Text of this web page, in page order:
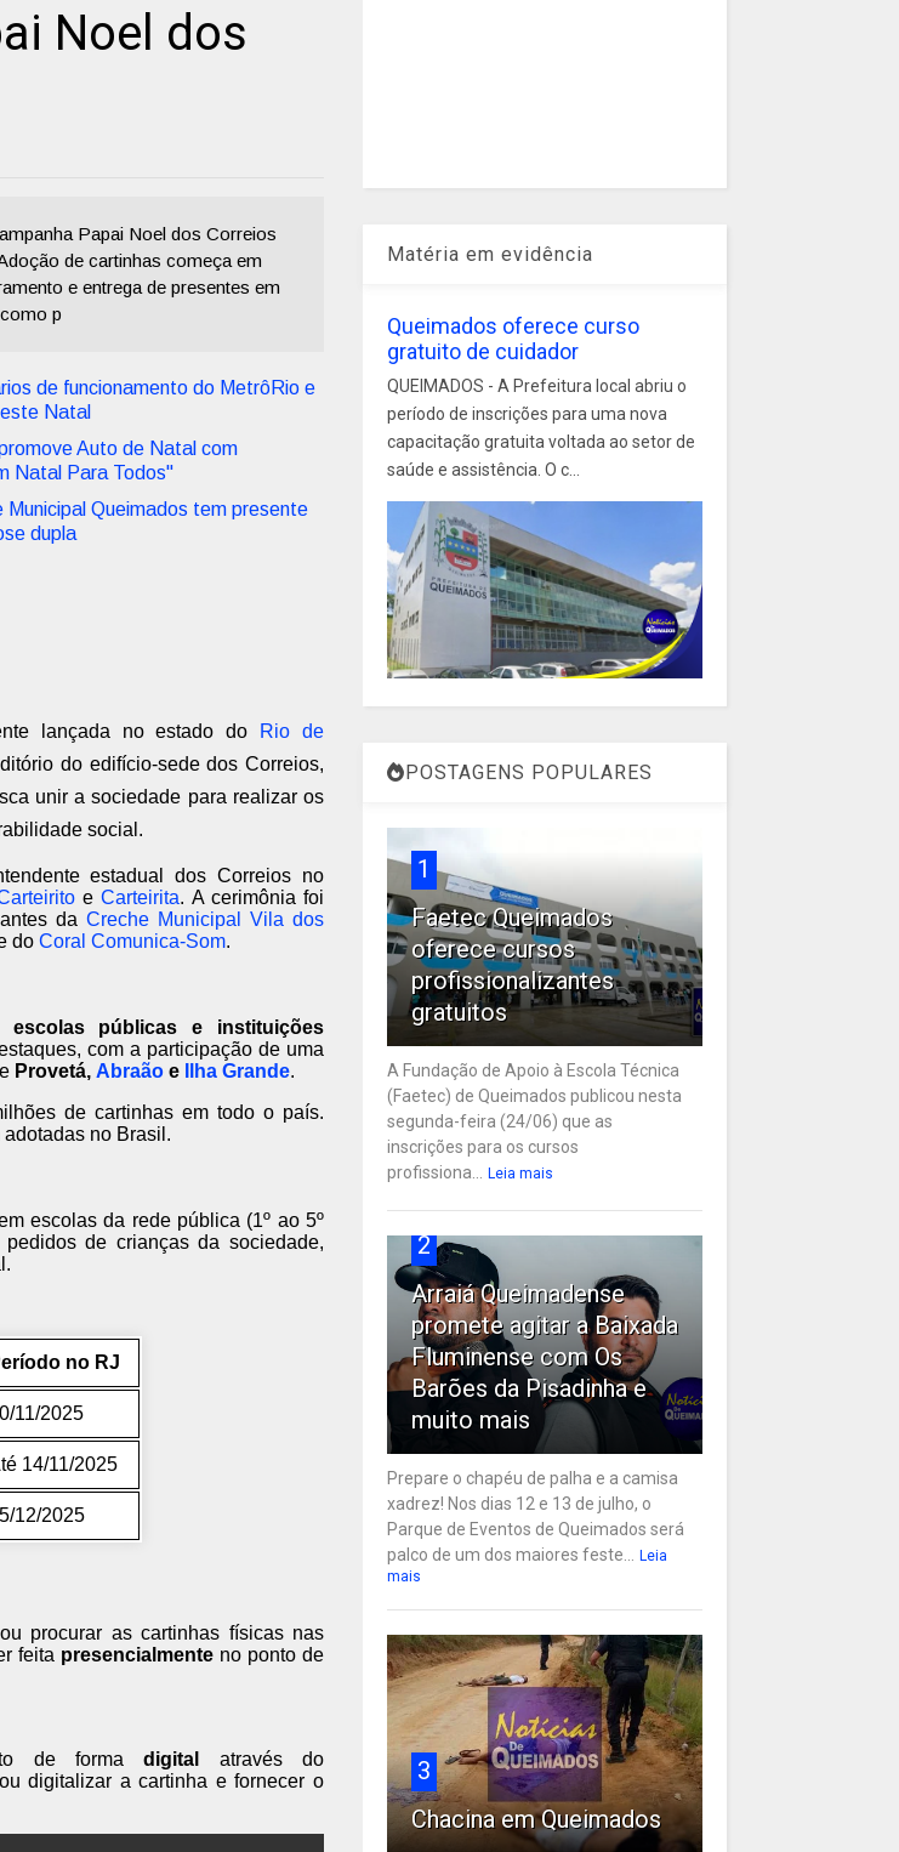
Noel dos
Papai Noel dos Correios
de cartinhas começa em
e entrega de presentes em
p
de funcionamento do MetrôRio e
Natal
Auto de Natal com
Natal Para Todos"
Municipal Queimados tem presente
dupla
lançada no estado do
Rio de
do edifício-sede dos Correios,
unir a sociedade para realizar os
social.
estadual dos Correios no
eCarteirita. A cerimônia foi
da Creche Municipal Vila dos
do Coral Comunica-Som.
escolas públicas e instituições
com a participação de uma
Provetá, Abraão e Ilha Grande.
de cartinhas em todo o país.
no Brasil.
escolas da rede pública (1º ao 5º
de crianças da sociedade,
no RJ
11/2025
14/11/2025
12/2025
procurar as cartinhas físicas nas
feita presencialmenteno ponto de
de formadigital
através do
digitalizar a cartinha e fornecer o
Matéria em evidência
Queimados oferece curso
gratuito de cuidador
QUEIMADOS - A Prefeitura local abriu o
período de inscrições para uma nova
capacitação gratuita voltada ao setor de
saúde e assistência. O c...
POSTAGENS POPULARES
1
Faetec Queimados
oferece cursos
profissionalizantes
gratuitos
A Fundação de Apoio à Escola Técnica
(Faetec) de Queimados publicou nesta
segunda-feira (24/06) que as
inscrições para os cursos
profissiona...
Leia mais
2
Arraiá Queimadense
promete agitar a Baixada
Fluminense com Os
Barões da Pisadinha e
muito mais
Prepare o chapéu de palha e a camisa
xadrez! Nos dias 12 e 13 de julho, o
Parque de Eventos de Queimados será
palco de um dos maiores feste...
Leia
mais
3
Chacina em Queimados